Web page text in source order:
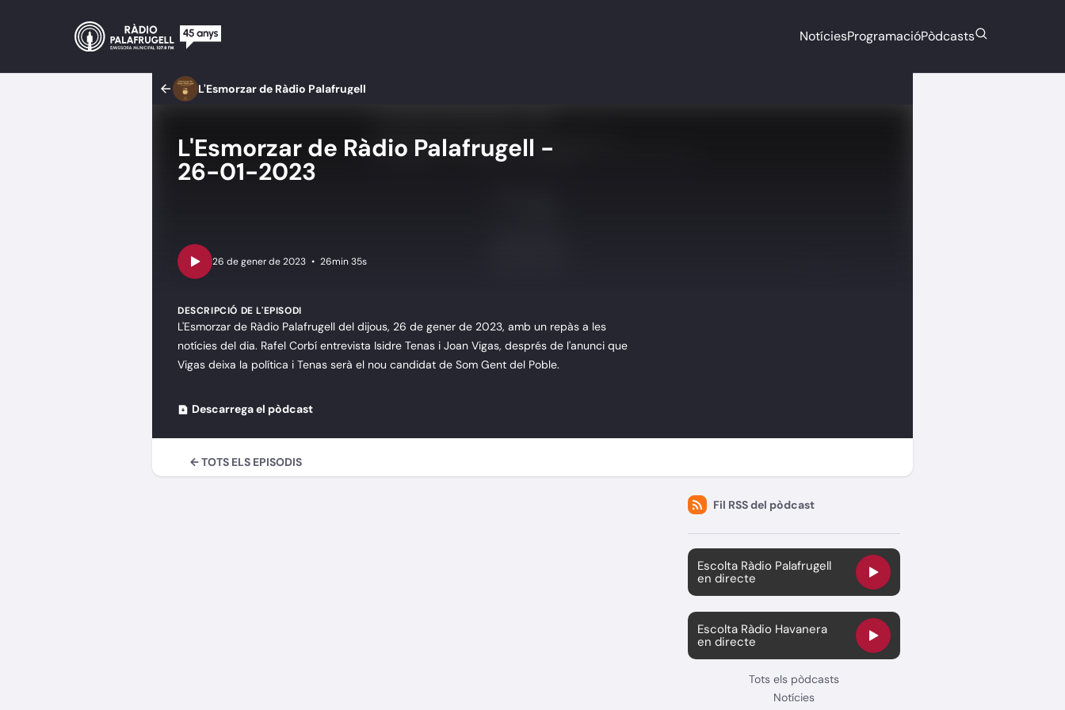
NotíciesProgramacióPòdcasts
L'Esmorzar de Ràdio Palafrugell
L'Esmorzar de Ràdio Palafrugell -
26-01-2023
• 26min 35s
DESCRIPCIÓ DE L'EPISODI
L'Esmorzar de Ràdio Palafrugell del dijous, 26 de gener de 2023, amb un repàs a les
notícies del dia. Rafel Corbí entrevista Isidre Tenas i Joan Vigas, després de l'anunci que
Vigas deixa la política i Tenas serà el nou candidat de Som Gent del Poble.
Descarrega el pòdcast
← TOTS ELS EPISODIS
Fil RSS del pòdcast
Escolta Ràdio Palafrugell
en directe
Escolta Ràdio Havanera
en directe
Tots els pòdcasts
Notícies